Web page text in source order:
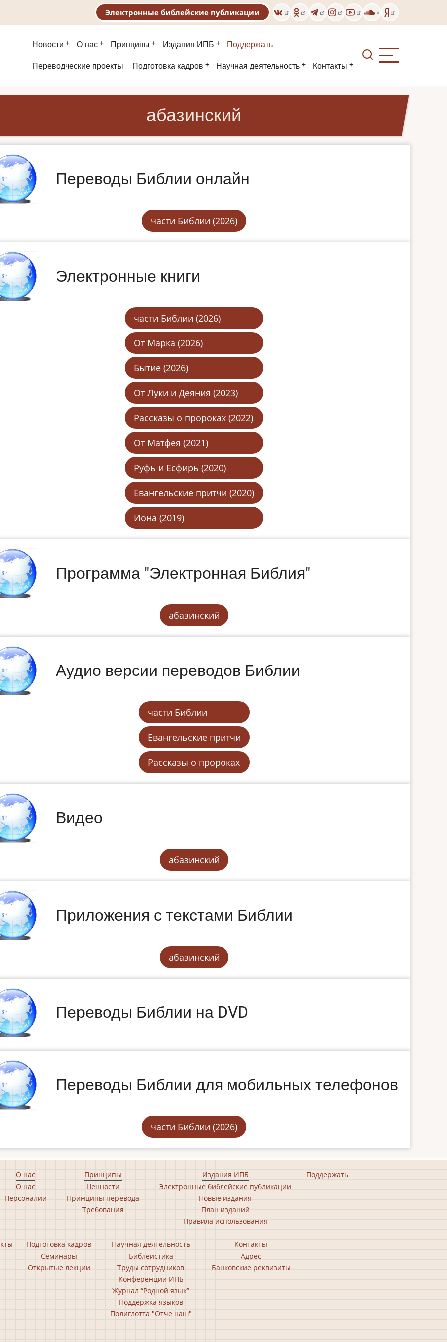
Электронные библейские публикации
Основная
навигация
Новости О нас Принципы Издания ИПБ Поддержать
Второе
Переводческие проекты Подготовка кадров Научная деятельность Контакты
абазинский
Переводы Библии онлайн
части Библии (2026)
Электронные книги
части Библии (2026)
От Марка (2026)
Бытие (2026)
От Луки и Деяния (2023)
Рассказы о пророках (2022)
От Матфея (2021)
Руфь и Есфирь (2020)
Евангельские притчи (2020)
Иона (2019)
Программа "Электронная Библия"
абазинский
Аудио версии переводов Библии
части Библии
Евангельские притчи
Рассказы о пророках
Видео
абазинский
Приложения с текстами Библии
абазинский
Переводы Библии на DVD
Переводы Библии для мобильных телефонов
части Библии (2026)
О нас
О нас
Персоналии
Принципы
Ценности
Принципы перевода
Требования
Издания ИПБ
Электронные библейские публикации
Новые издания
План изданий
Правила использования
Поддержать
Подготовка кадров
Семинары
Открытые лекции
Научная деятельность
Библеистика
Труды сотрудников
Конференции ИПБ
Журнал “Родной язык”
Поддержка языков
Полиглотта "Отче наш"
Контакты
Адрес
Банковские реквизиты